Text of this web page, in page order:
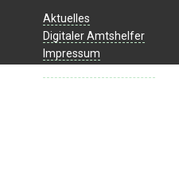
Aktuelles
Digitaler Amtshelfer
Impressum